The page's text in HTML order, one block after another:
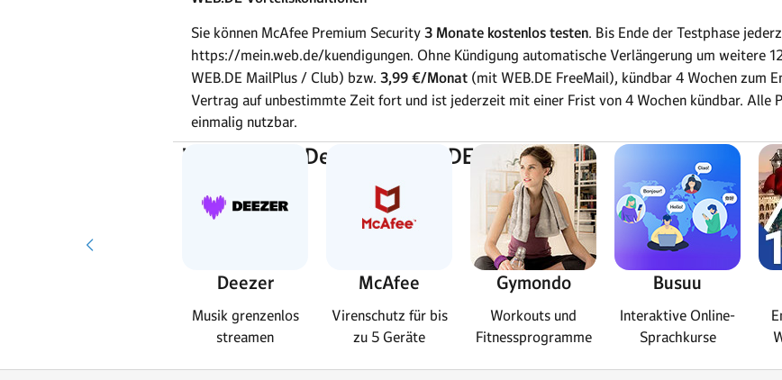
Sie können McAfee Premium Security 3 Monate kostenlos testen. Bis Ende der Testphase
https://mein.web.de/kuendigungen. Ohne Kündigung automatische Verlängerung um weitere
WEB.DE MailPlus / Club) bzw. 3,99 €/Monat (mit WEB.DE FreeMail), kündbar 4 Wochen zum
Vertrag auf unbestimmte Zeit fort und ist jederzeit mit einer Frist von 4 Wochen kündbar. Alle
einmalig nutzbar.
Weitere Top-Deals bei WEB.DE:
Deezer
Musik grenzenlos
streamen
McAfee
Virenschutz für bis
zu 5 Geräte
Gymondo
Workouts und
Fitnessprogramme
Busuu
Interaktive Online-
Sprachkurse